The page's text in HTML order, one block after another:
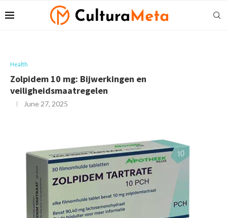
Health
Zolpidem 10 mg: Bijwerkingen en
veiligheidsmaatregelen
June 27, 2025